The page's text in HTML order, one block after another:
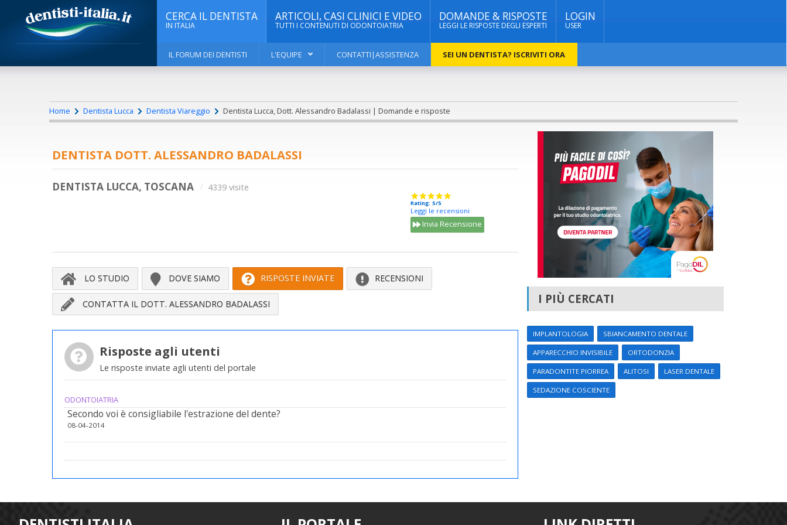
CERCA IL DENTISTA
IN ITALIA
ARTICOLI, CASI CLINICI E VIDEO
TUTTI I CONTENUTI DI ODONTOIATRIA
DOMANDE & RISPOSTE
LEGGI LE RISPOSTE DEGLI ESPERTI
LOGIN
USER
IL FORUM DEI DENTISTI L'EQUIPE CONTATTI|ASSISTENZA SEI UN DENTISTA? ISCRIVITI ORA
Home Dentista Lucca Dentista Viareggio Dentista Lucca, Dott. Alessandro Badalassi | Domande e risposte
DENTISTA DOTT. ALESSANDRO BADALASSI
DENTISTA LUCCA, TOSCANA 4339 visite
Rating: 5/5
Leggi le recensioni
Invia Recensione
LO STUDIO DOVE SIAMO RISPOSTE INVIATE RECENSIONI
CONTATTA IL DOTT. ALESSANDRO BADALASSI
Risposte agli utenti
Le risposte inviate agli utenti del portale
ODONTOIATRIA
Secondo voi è consigliabile l'estrazione del dente?
08-04-2014
I PIÙ CERCATI
IMPLANTOLOGIA SBIANCAMENTO DENTALE
APPARECCHIO INVISIBILE ORTODONZIA
PARADONTITE PIORREA ALITOSI LASER DENTALE
SEDAZIONE COSCIENTE